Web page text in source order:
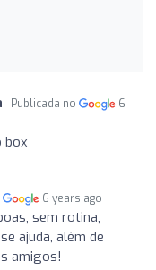
Publicada no
6
box
6 years ago
sem rotina,
ajuda, além de
amigos!